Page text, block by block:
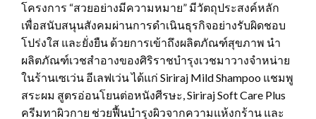
โครงการ “สวยอย่างมีความหมาย” มีวัตถุประสงค์หลัก
เพื่อสนับสนุนสังคมผ่านการดำเนินธุรกิจอย่างรับผิดชอบ
โปร่งใส และยั่งยืน ด้วยการเข้าถึงผลิตภัณฑ์สุขภาพ นำ
ผลิตภัณฑ์เวชสำอางของศิริราชบำรุงเวชมาวางจำหน่าย
ในร้านเซเว่น อีเลฟเว่น ได้แก่ Siriraj Mild Shampoo แชมพู
สระผม สูตรอ่อนโยนต่อหนังศีรษะ, Siriraj Soft Care Plus
ครีมทาผิวกาย ช่วยฟื้นบำรุงผิวจากความแห้งกร้าน และ